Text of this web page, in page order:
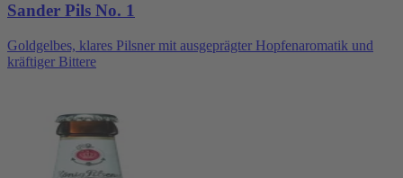
Sander Pils No. 1
Goldgelbes, klares Pilsner mit ausgeprägter Hopfenaromatik und
kräftiger Bittere